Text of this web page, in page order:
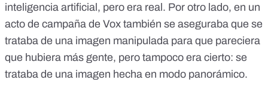
inteligencia artificial, pero era real. Por otro lado, en un
acto de campaña de Vox también se aseguraba que se
trataba de una imagen manipulada para que pareciera
que hubiera más gente, pero tampoco era cierto: se
trataba de una imagen hecha en modo panorámico.